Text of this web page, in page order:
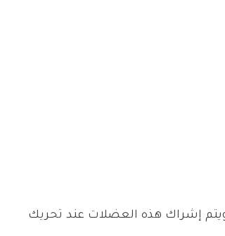
ويتم إشراك هذه العضلات عند تحريك